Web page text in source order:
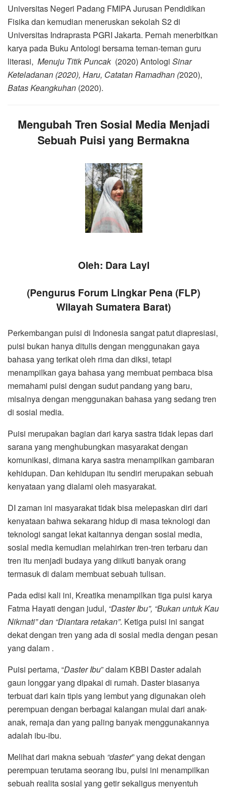
Universitas Negeri Padang FMIPA Jurusan Pendidikan
Fisika dan kemudian meneruskan sekolah S2 di
Universitas Indraprasta PGRI Jakarta. Pernah menerbitkan
karya pada Buku Antologi bersama teman-teman guru
literasi, Menuju Titik Puncak(2020) Antologi Sinar
Keteladanan (2020), Haru, Catatan Ramadhan (2020),
Batas Keangkuhan (2020).
Mengubah Tren Sosial Media Menjadi
Sebuah Puisi yang Bermakna
Oleh: Dara Layl
(Pengurus Forum Lingkar Pena (FLP)
Wilayah Sumatera Barat)
Perkembangan puisi di Indonesia sangat patut diapresiasi,
puisi bukan hanya ditulis dengan menggunakan gaya
bahasa yang terikat oleh rima dan diksi, tetapi
menampilkan gaya bahasa yang membuat pembaca bisa
memahami puisi dengan sudut pandang yang baru,
misalnya dengan menggunakan bahasa yang sedang tren
di sosial media.
Puisi merupakan bagian dari karya sastra tidak lepas dari
sarana yang menghubungkan masyarakat dengan
komunikasi, dimana karya sastra menampilkan gambaran
kehidupan. Dan kehidupan itu sendiri merupakan sebuah
kenyataan yang dialami oleh masyarakat.
DI zaman ini masyarakat tidak bisa melepaskan diri dari
kenyataan bahwa sekarang hidup di masa teknologi dan
teknologi sangat lekat kaitannya dengan sosial media,
sosial media kemudian melahirkan tren-tren terbaru dan
tren itu menjadi budaya yang diikuti banyak orang
termasuk di dalam membuat sebuah tulisan.
Pada edisi kali ini, Kreatika menampilkan tiga puisi karya
Fatma Hayati dengan judul, “Daster Ibu”, “Bukan untuk Kau
Nikmati” dan “Diantara retakan”. Ketiga puisi ini sangat
dekat dengan tren yang ada di sosial media dengan pesan
yang dalam .
Puisi pertama, “Daster Ibu” dalam KBBI Daster adalah
gaun longgar yang dipakai di rumah. Daster biasanya
terbuat dari kain tipis yang lembut yang digunakan oleh
perempuan dengan berbagai kalangan mulai dari anak-
anak, remaja dan yang paling banyak menggunakannya
adalah ibu-ibu.
Melihat dari makna sebuah “daster” yang dekat dengan
perempuan terutama seorang ibu, puisi ini menampilkan
sebuah realita sosial yang getir sekaligus menyentuh